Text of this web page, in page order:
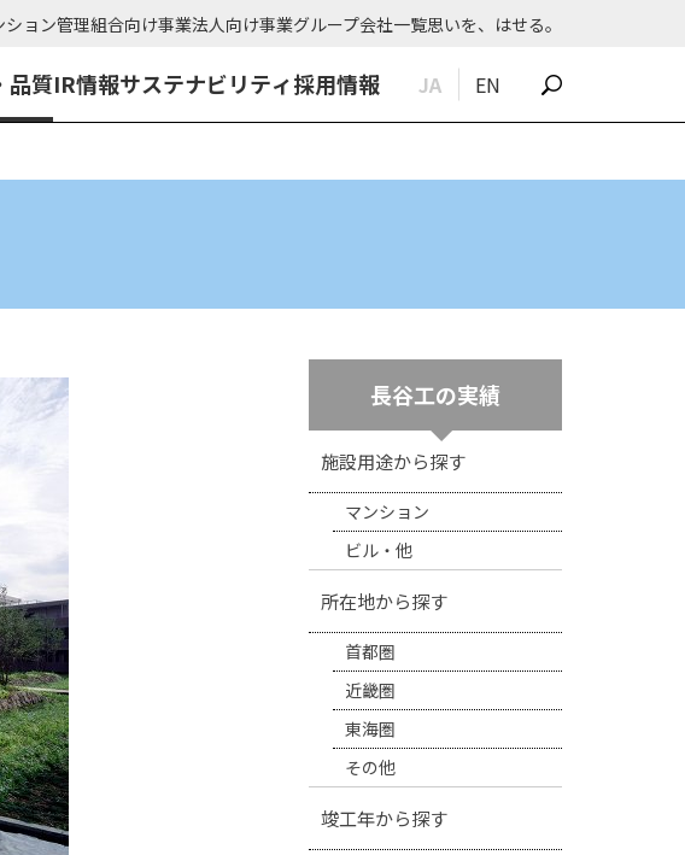
ション管理組合向け事業法人向け事業グループ会社一覧思いを、はせる。
JA EN
品質IR情報サステナビリティ採用情報
長谷工の実績
施設用途から探す
マンション
ビル・他
所在地から探す
首都圏
近畿圏
東海圏
その他
竣工年から探す